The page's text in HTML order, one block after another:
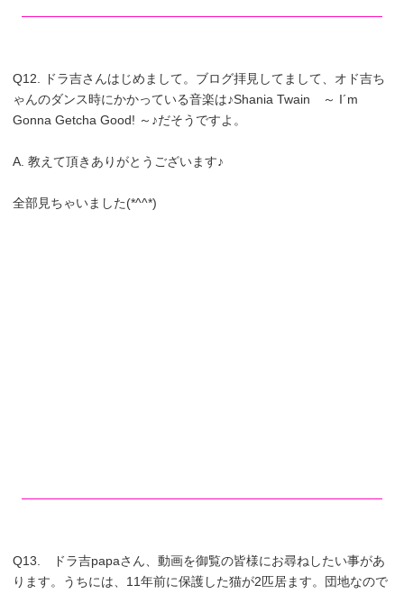
Q12. ドラ吉さんはじめまして。ブログ拝見してまして、オド吉ち
ゃんのダンス時にかかっている音楽は♪Shania Twain ～ I´m
Gonna Getcha Good! ～♪だそうですよ。
A. 教えて頂きありがとうございます♪
全部見ちゃいました(*^^*)
Q13. ドラ吉papaさん、動画を御覧の皆様にお尋ねしたい事があ
ります。うちには、11年前に保護した猫が2匹居ます。団地なので